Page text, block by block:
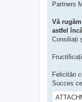
Partners
Vă
astfel
Consiliați
Felicitări
Succes